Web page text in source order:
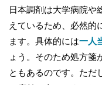
日本調剤は大学病院や
えているため、必然的
ます。具体的には一人
ょう。そのため処方箋
ともあるのです。ただ